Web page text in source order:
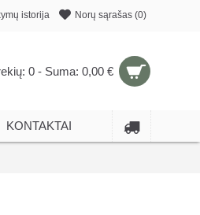
istorija Norų sąrašas (0)
0 - Suma: 0,00 €
KONTAKTAI